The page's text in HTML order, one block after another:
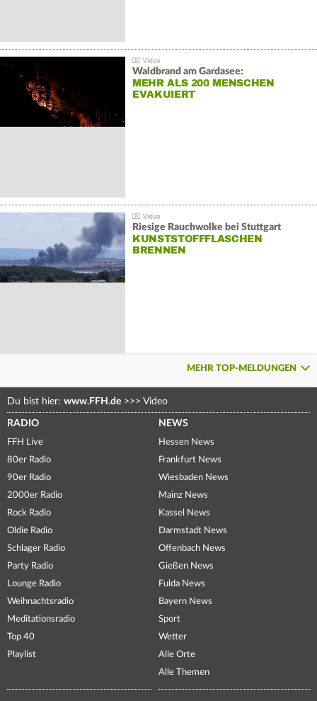
Waldbrand am Gardasee:
MEHR ALS 200 MENSCHEN
EVAKUIERT
Riesige Rauchwolke bei Stuttgart
KUNSTSTOFFFLASCHEN
BRENNEN
MEHR TOP-MELDUNGEN
Du bist hier: www.FFH.de >>> Video
RADIO
FFH Live
80er Radio
90er Radio
2000er Radio
Rock Radio
Oldie Radio
Schlager Radio
Party Radio
Lounge Radio
Weihnachtsradio
Meditationsradio
Top 40
Playlist
NEWS
Hessen News
Frankfurt News
Wiesbaden News
Mainz News
Kassel News
Darmstadt News
Offenbach News
Gießen News
Fulda News
Bayern News
Sport
Wetter
Alle Orte
Alle Themen